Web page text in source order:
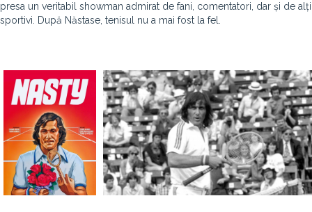
presa un veritabil showman admirat de fani, comentatori, dar și de alți
sportivi. După Năstase, tenisul nu a mai fost la fel.